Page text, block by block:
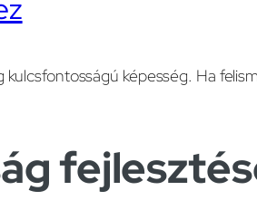
képesség. Ha